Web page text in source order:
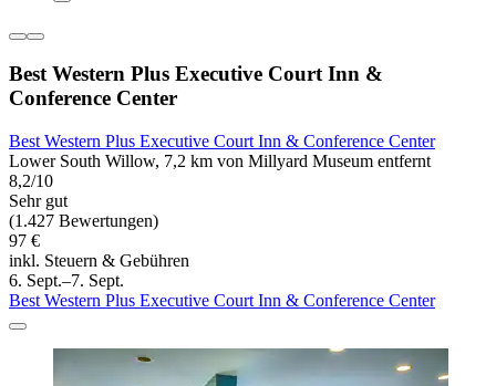
Best Western Plus Executive Court Inn &
Conference Center
Best Western Plus Executive Court Inn & Conference Center
Lower South Willow, 7,2 km von Millyard Museum entfernt
8,2/10
Sehr gut
(1.427 Bewertungen)
97 €
inkl. Steuern & Gebühren
6. Sept.–7. Sept.
Best Western Plus Executive Court Inn & Conference Center